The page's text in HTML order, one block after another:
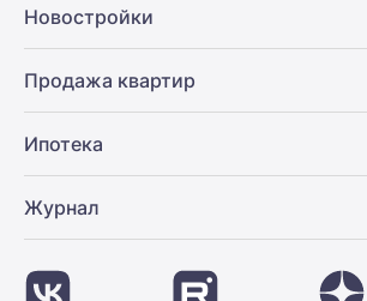
Новостройки
Продажа квартир
Ипотека
Журнал